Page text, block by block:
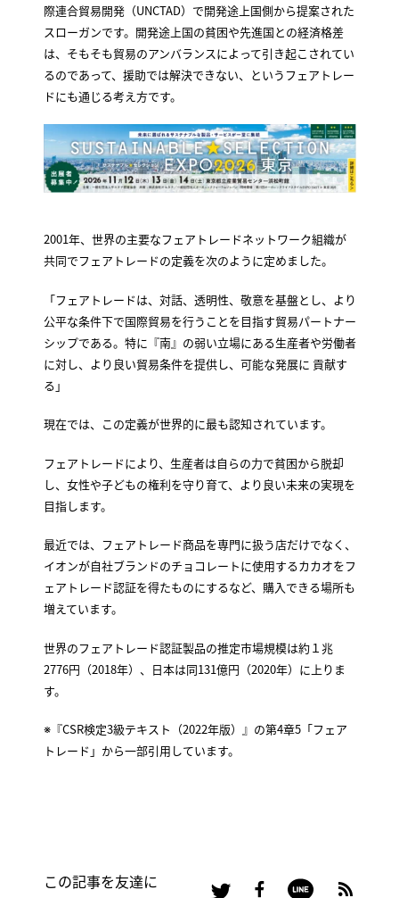
際連合貿易開発（UNCTAD）で開発途上国側から提案された
スローガンです。開発途上国の貧困や先進国との経済格差
は、そもそも貿易のアンバランスによって引き起こされてい
るのであって、援助では解決できない、というフェアトレー
ドにも通じる考え方です。
2001年、世界の主要なフェアトレードネットワーク組織が
共同でフェアトレードの定義を次のように定めました。
「フェアトレードは、対話、透明性、敬意を基盤とし、より
公平な条件下で国際貿易を行うことを目指す貿易パートナー
シップである。特に『南』の弱い立場にある生産者や労働者
に対し、より良い貿易条件を提供し、可能な発展に 貢献す
る」
現在では、この定義が世界的に最も認知されています。
フェアトレードにより、生産者は自らの力で貧困から脱却
し、女性や子どもの権利を守り育て、より良い未来の実現を
目指します。
最近では、フェアトレード商品を専門に扱う店だけでなく、
イオンが自社ブランドのチョコレートに使用するカカオをフ
ェアトレード認証を得たものにするなど、購入できる場所も
増えています。
世界のフェアトレード認証製品の推定市場規模は約１兆
2776円（2018年）、日本は同131億円（2020年）に上りま
す。
※『CSR検定3級テキスト（2022年版）』の第4章5「フェア
トレード」から一部引用しています。
この記事を友達に